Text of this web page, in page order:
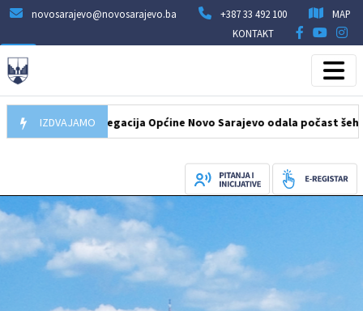
novosarajevo@novosarajevo.ba +387 33 492 100
MAP
KONTAKT
IZDVAJAMO
Delegacija Općine Novo Sarajevo odala počast šehidima i